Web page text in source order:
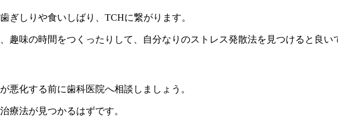
ぎしりや食いしばり、TCHに繋がります。
趣味の時間をつくったりして、自分なりのストレス発散法を見つけると良い
悪化する前に歯科医院へ相談しましょう。
療法が見つかるはずです。